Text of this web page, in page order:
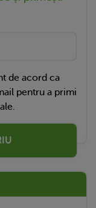
de acord ca
pentru a primi